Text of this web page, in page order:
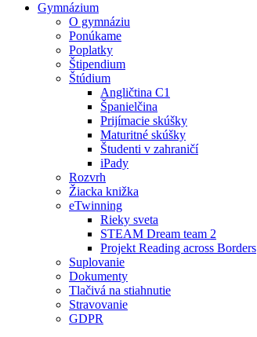
Gymnázium
O gymnáziu
Ponúkame
Poplatky
Štipendium
Štúdium
Angličtina C1
Španielčina
Prijímacie skúšky
Maturitné skúšky
Študenti v zahraničí
iPady
Rozvrh
Žiacka knižka
eTwinning
Rieky sveta
STEAM Dream team 2
Projekt Reading across Borders
Suplovanie
Dokumenty
Tlačivá na stiahnutie
Stravovanie
GDPR